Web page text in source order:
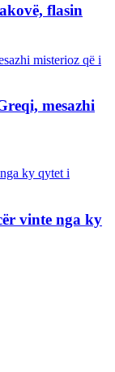
flasin
mesazhi
vinte nga ky